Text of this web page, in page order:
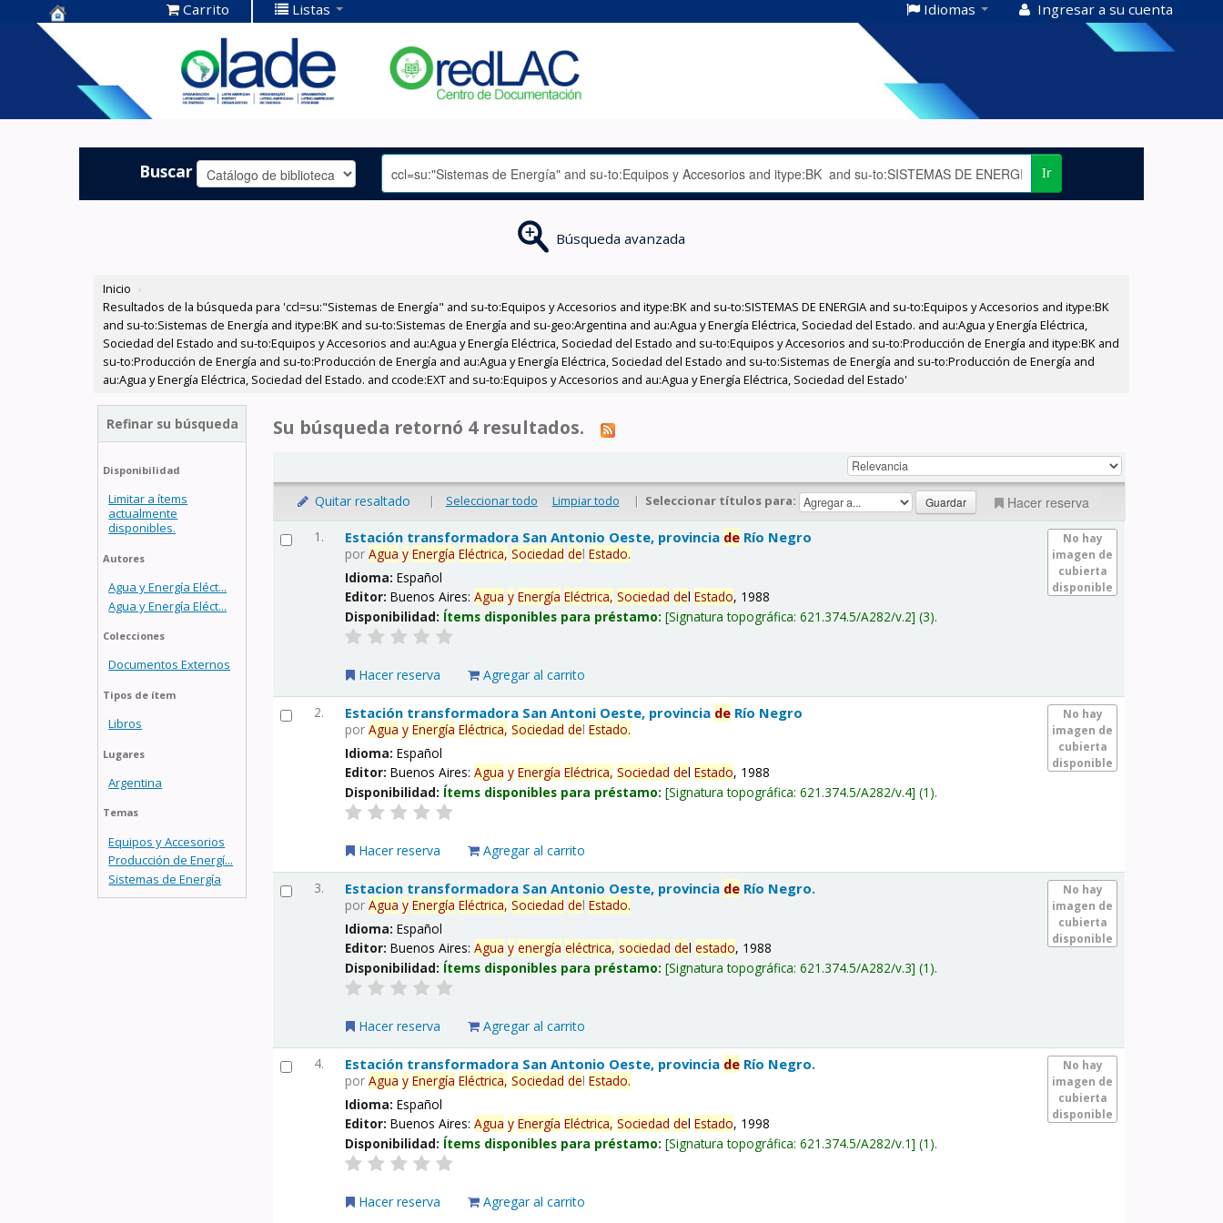
Centro de
Documentación
OLADE -
Carrito Listas Idiomas Ingresar a su cuenta
Buscar Ir
Búsqueda avanzada
Inicio ›
Resultados de la búsqueda para 'ccl=su:"Sistemas de Energía" and su-to:Equipos y Accesorios and itype:BK and su-to:SISTEMAS DE ENERGIA and su-to:Equipos y Accesorios and itype:BK
and su-to:Sistemas de Energía and itype:BK and su-to:Sistemas de Energía and su-geo:Argentina and au:Agua y Energía Eléctrica, Sociedad del Estado. and au:Agua y Energía Eléctrica,
Sociedad del Estado and su-to:Equipos y Accesorios and au:Agua y Energía Eléctrica, Sociedad del Estado and su-to:Equipos y Accesorios and su-to:Producción de Energía and itype:BK and
su-to:Producción de Energía and su-to:Producción de Energía and au:Agua y Energía Eléctrica, Sociedad del Estado and su-to:Sistemas de Energía and su-to:Producción de Energía and
au:Agua y Energía Eléctrica, Sociedad del Estado. and ccode:EXT and su-to:Equipos y Accesorios and au:Agua y Energía Eléctrica, Sociedad del Estado'
Refinar su búsqueda
Disponibilidad
Limitar a ítems
actualmente
disponibles.
Autores
Agua y Energía Eléct...
Agua y Energía Eléct...
Colecciones
Documentos Externos
Tipos de ítem
Libros
Lugares
Argentina
Temas
Equipos y Accesorios
Producción de Energí...
Sistemas de Energía
Su búsqueda retornó 4 resultados.
Quitar resaltado | Seleccionar todo Limpiar todo | Seleccionar títulos para: Hacer reserva
1.
No hay
imagen de
cubierta
disponible
Estación transformadora San Antonio Oeste, provincia de Río Negro
porAgua y Energía Eléctrica, Sociedad delEstado.
Idioma:Español
Editor:Buenos Aires:Agua y Energía Eléctrica, Sociedad delEstado, 1988
Disponibilidad: Ítems disponibles para préstamo: Signatura topográfica:621.374.5/A282/v.2 (3).
Hacer reserva Agregar al carrito
2.
No hay
imagen de
cubierta
disponible
Estación transformadora San Antoni Oeste, provincia de Río Negro
porAgua y Energía Eléctrica, Sociedad delEstado.
Idioma:Español
Editor:Buenos Aires:Agua y Energía Eléctrica, Sociedad delEstado, 1988
Disponibilidad: Ítems disponibles para préstamo: Signatura topográfica:621.374.5/A282/v.4 (1).
Hacer reserva Agregar al carrito
3.
No hay
imagen de
cubierta
disponible
Estacion transformadora San Antonio Oeste, provincia de Río Negro.
porAgua y Energía Eléctrica, Sociedad delEstado.
Idioma:Español
Editor:Buenos Aires:Agua y energía eléctrica, sociedad delestado, 1988
Disponibilidad: Ítems disponibles para préstamo: Signatura topográfica:621.374.5/A282/v.3 (1).
Hacer reserva Agregar al carrito
4.
No hay
imagen de
cubierta
disponible
Estación transformadora San Antonio Oeste, provincia de Río Negro.
porAgua y Energía Eléctrica, Sociedad delEstado.
Idioma:Español
Editor:Buenos Aires:Agua y Energía Eléctrica, Sociedad delEstado, 1998
Disponibilidad: Ítems disponibles para préstamo: Signatura topográfica:621.374.5/A282/v.1 (1).
Hacer reserva Agregar al carrito